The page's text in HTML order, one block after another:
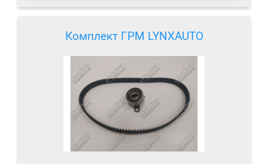
Комплект ГРМ LYNXAUTO